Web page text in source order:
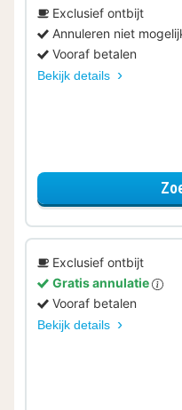
Exclusief ontbijt
Annuleren niet
Vooraf betalen
Bekijk details
Exclusief ontbijt
Gratis annulatie
Vooraf betalen
Bekijk details